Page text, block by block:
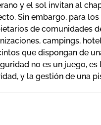
y el sol invitan al
Sin embargo, para los
de comunidades
campings,
que dispongan de
no es un juego, es
y la gestión de una